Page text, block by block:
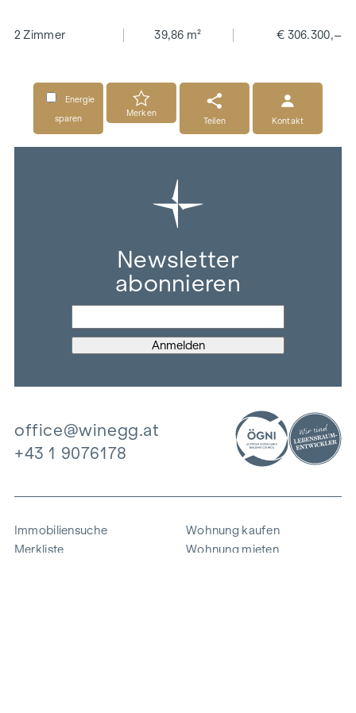
2 Zimmer 39,86 m² € 306.300,–
Energie
sparen
Merken
Teilen
Kontakt
Newsletter
abonnieren
office@winegg.at
+43 1 9076178
Immobiliensuche
Merkliste
Wohnung kaufen
Wohnung mieten